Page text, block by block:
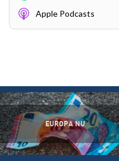
Apple Podcasts
EUROPA NU